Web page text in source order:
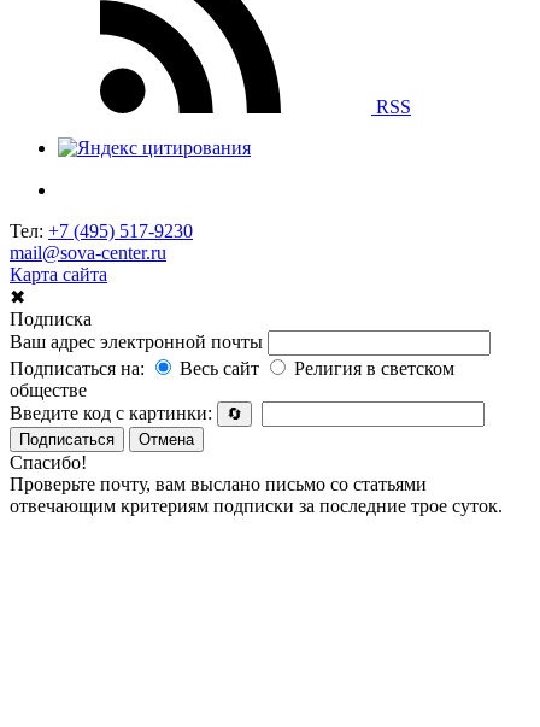
RSS
Тел: +7 (495) 517-9230
mail@sova-center.ru
Карта сайта
✖
Подписка
Ваш адрес электронной почты
Подписаться на:
Весь сайт
Религия в светском
обществе
Введите код с картинки:
🔄
Подписаться
Отмена
Спасибо!
Проверьте почту, вам выслано письмо со статьями
отвечающим критериям подписки за последние трое суток.